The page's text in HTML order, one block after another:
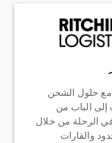
حلول الشحن
إلى الباب من
الرحلة من خلال
والقارات